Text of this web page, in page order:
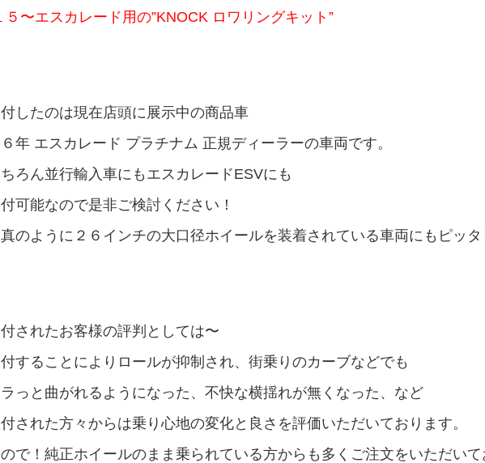
５〜エスカレード用の”KNOCK ロワリングキット”
したのは現在店頭に展示中の商品車
年 エスカレード プラチナム 正規ディーラーの車両です。
ろん並行輸入車にもエスカレードESVにも
可能なので是非ご検討ください！
のように２６インチの大口径ホイールを装着されている車両にもピッタ
されたお客様の評判としては〜
することによりロールが抑制され、街乗りのカーブなどでも
っと曲がれるようになった、不快な横揺れが無くなった、など
された方々からは乗り心地の変化と良さを評価いただいております。
で！純正ホイールのまま乗られている方からも多くご注文をいただいて